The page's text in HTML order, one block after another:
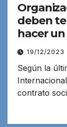
deben
hacer
sostenible
19/12/2023
Según la
contrato